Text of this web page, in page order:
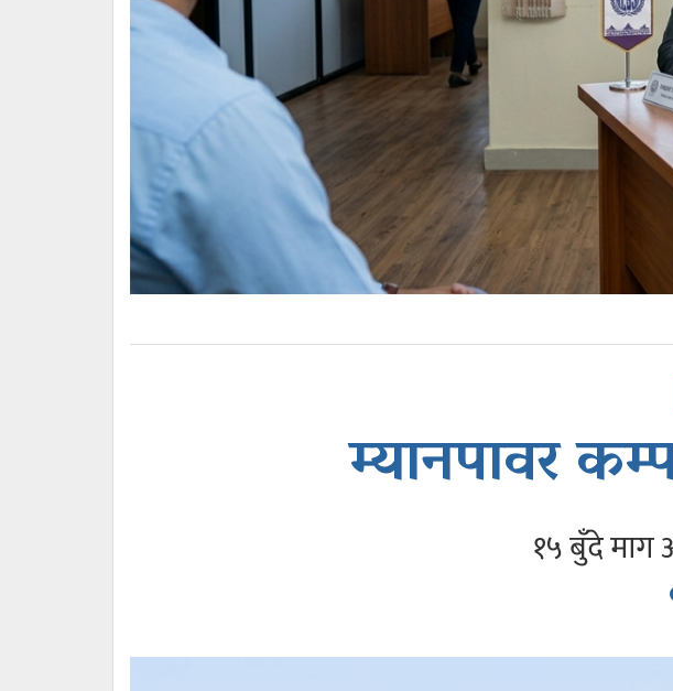
म्यानपावर
१५ बुँदे माग